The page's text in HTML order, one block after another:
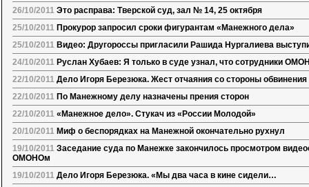
26/10/2011 Это расправа: Тверской суд, зал № 14, 25 октября
25/10/2011 Прокурор запросил сроки фигурантам «Манежного дела»
25/10/2011 Видео: Другороссы пригласили Рашида Нургалиева
24/10/2011 Руслан Хубаев: Я только в суде узнал, что сотрудники
22/10/2011 Дело Игоря Березюка. Жест отчаяния со стороны обвинения
22/10/2011 По Манежному делу назначены прения сторон
22/10/2011 «Манежное дело». Стукач из «России Молодой»
20/10/2011 Миф о беспорядках на Манежной окончательно рухнул
19/10/2011 Заседание суда по Манежке закончилось просмотром
ОМОНОм
19/10/2011 Дело Игоря Березюка. «Мы два часа в кине сидели…